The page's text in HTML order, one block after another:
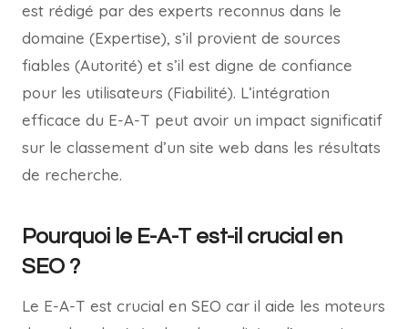
est rédigé par des experts reconnus dans le
domaine (Expertise), s’il provient de sources
fiables (Autorité) et s’il est digne de confiance
pour les utilisateurs (Fiabilité). L’intégration
efficace du E-A-T peut avoir un impact significatif
sur le classement d’un site web dans les résultats
de recherche.
Pourquoi le E-A-T est-il crucial en
SEO ?
Le E-A-T est crucial en SEO car il aide les moteurs